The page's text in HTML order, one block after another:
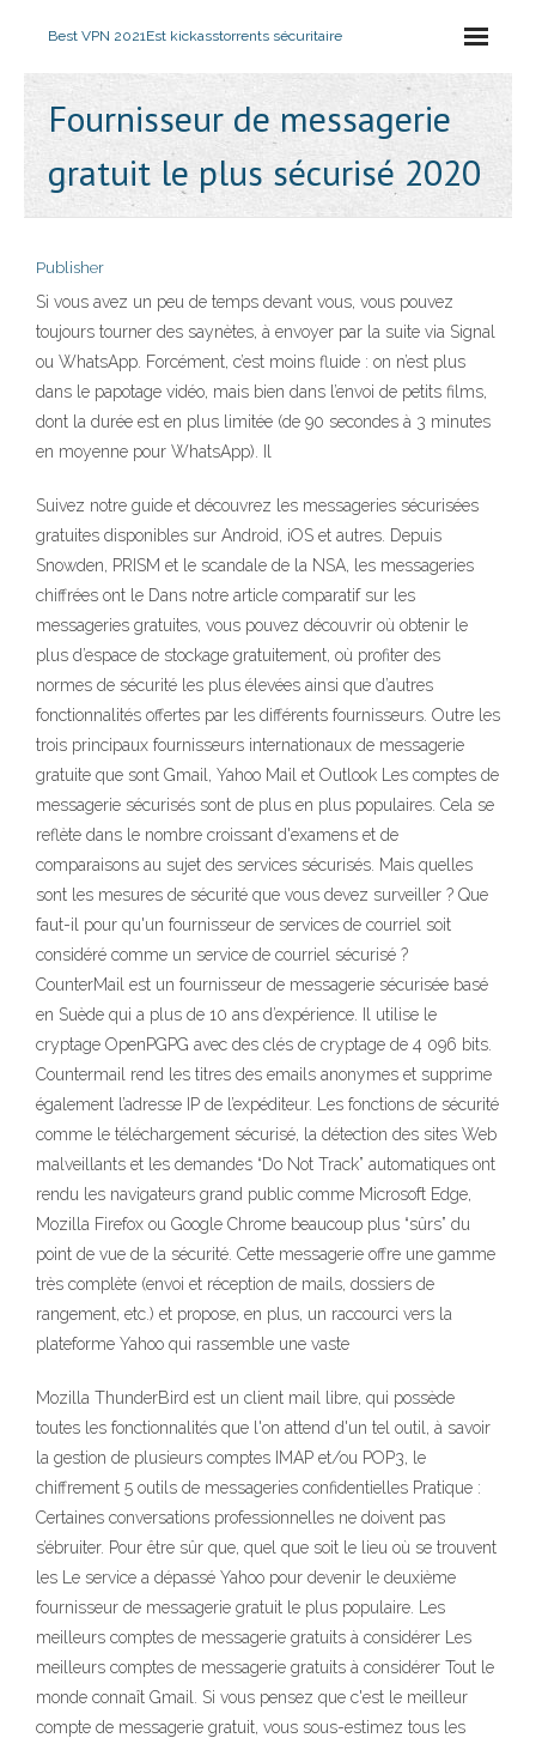
Best VPN 2021Est kickasstorrents sécuritaire
Fournisseur de messagerie
gratuit le plus sécurisé 2020
Publisher
Si vous avez un peu de temps devant vous, vous pouvez
toujours tourner des saynètes, à envoyer par la suite via Signal
ou WhatsApp. Forcément, c’est moins fluide : on n’est plus
dans le papotage vidéo, mais bien dans l’envoi de petits films,
dont la durée est en plus limitée (de 90 secondes à 3 minutes
en moyenne pour WhatsApp). Il
Suivez notre guide et découvrez les messageries sécurisées
gratuites disponibles sur Android, iOS et autres. Depuis
Snowden, PRISM et le scandale de la NSA, les messageries
chiffrées ont le Dans notre article comparatif sur les
messageries gratuites, vous pouvez découvrir où obtenir le
plus d’espace de stockage gratuitement, où profiter des
normes de sécurité les plus élevées ainsi que d’autres
fonctionnalités offertes par les différents fournisseurs. Outre les
trois principaux fournisseurs internationaux de messagerie
gratuite que sont Gmail, Yahoo Mail et Outlook Les comptes de
messagerie sécurisés sont de plus en plus populaires. Cela se
reflète dans le nombre croissant d'examens et de
comparaisons au sujet des services sécurisés. Mais quelles
sont les mesures de sécurité que vous devez surveiller ? Que
faut-il pour qu'un fournisseur de services de courriel soit
considéré comme un service de courriel sécurisé ?
CounterMail est un fournisseur de messagerie sécurisée basé
en Suède qui a plus de 10 ans d’expérience. Il utilise le
cryptage OpenPGPG avec des clés de cryptage de 4 096 bits.
Countermail rend les titres des emails anonymes et supprime
également l’adresse IP de l’expéditeur. Les fonctions de sécurité
comme le téléchargement sécurisé, la détection des sites Web
malveillants et les demandes “Do Not Track” automatiques ont
rendu les navigateurs grand public comme Microsoft Edge,
Mozilla Firefox ou Google Chrome beaucoup plus “sûrs” du
point de vue de la sécurité. Cette messagerie offre une gamme
très complète (envoi et réception de mails, dossiers de
rangement, etc.) et propose, en plus, un raccourci vers la
plateforme Yahoo qui rassemble une vaste
Mozilla ThunderBird est un client mail libre, qui possède
toutes les fonctionnalités que l'on attend d'un tel outil, à savoir
la gestion de plusieurs comptes IMAP et/ou POP3, le
chiffrement 5 outils de messageries confidentielles Pratique :
Certaines conversations professionnelles ne doivent pas
s’ébruiter. Pour être sûr que, quel que soit le lieu où se trouvent
les Le service a dépassé Yahoo pour devenir le deuxième
fournisseur de messagerie gratuit le plus populaire. Les
meilleurs comptes de messagerie gratuits à considérer Les
meilleurs comptes de messagerie gratuits à considérer Tout le
monde connaît Gmail. Si vous pensez que c'est le meilleur
compte de messagerie gratuit, vous sous-estimez tous les